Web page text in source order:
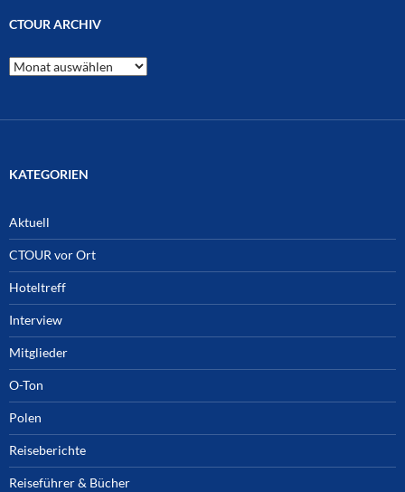
CTOUR ARCHIV
CTOUR
Archiv
KATEGORIEN
Aktuell
CTOUR vor Ort
Hoteltreff
Interview
Mitglieder
O-Ton
Polen
Reiseberichte
Reiseführer & Bücher